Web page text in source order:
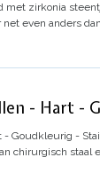
met zirkonia
net even anders
- Hart -
- Goudkleurig -
chirurgisch staal